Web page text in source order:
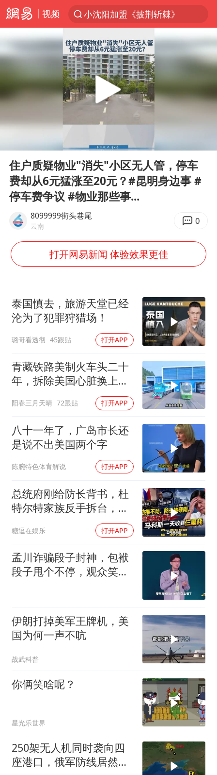
视频
小沈阳加盟《披荆斩棘》
白海豚雨量超越利奇马、巴威
人形机器人第一股
上海地铁4条线路全线停运
宇树申购 中一签有望赚20万元
4.2平卫生间补漏注胶花1.55万
白海豚路径图
武汉3名城管协管员殴打摊主被刑拘
律师谈贾冰私人饭局被偷拍
多地银行上调存款利率
上半年全球新能源乘用车销量1122万台
加沙约14万栋建筑被完全摧毁
从科技创新看开局起步的时与势
Play
住户质疑物业"消失"小区无人管，停车
费却从6元猛涨至20元？#昆明身边事 #
停车费争议 #物业那些事...
8099999街头巷尾
云南 0
打开网易新闻 体验效果更佳
泰国慎去，旅游天堂已经
沦为了犯罪狩猎场！
璐哥看透彻 45跟贴 打开APP
青藏铁路美制火车头二十
年，拆除美国心脏换上绿
阳春三月天晴 72跟贴 打开APP
八十一年了，广岛市长还
是说不出美国两个字
陈腕特色体育解说 打开APP
总统府刚给防长背书，杜
特尔特家族反手拆台，马
糖逗在娱乐 打开APP
孟川诈骗段子封神，包袱
段子甩个不停，观众笑到
伊朗打掉美军王牌机，美
国为何一声不吭
战武科普
你俩笑啥呢？
星光乐世界
250架无人机同时袭向四
座港口，俄军防线居然彻